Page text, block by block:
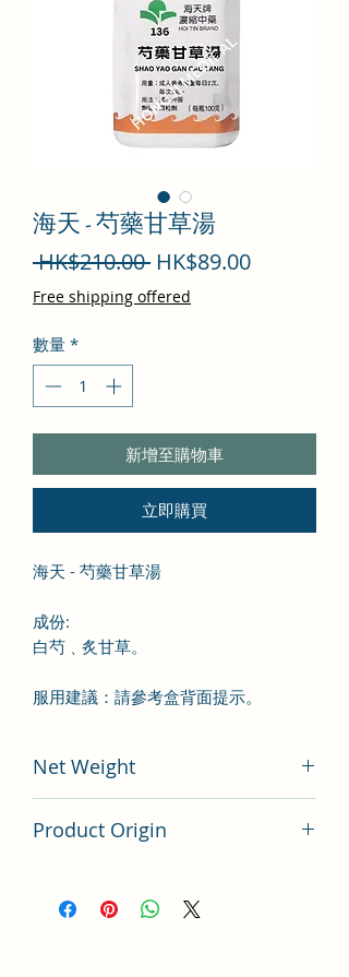
海天 - 芍藥甘草湯
HK$210.00 一
般
HK$89.00促
Free shipping offered
數量 *
新增至購物車
立即購買
海天 - 芍藥甘草湯
成份:
白芍 ﹑炙甘草。
服用建議：請參考盒背面提示。
Net Weight
Product Origin